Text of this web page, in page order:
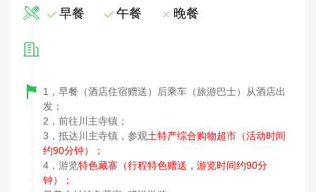
早餐 午餐 晚餐
1，早餐（酒店住宿赠送）后乘车（旅游巴士）从酒店出
发；
2，前往川主寺镇；
3，抵达川主寺镇，参观土特产综合购物超市（活动时间
约90分钟）；
4，游览特色藏寨（行程特色赠送，游览时间约90分
钟）；